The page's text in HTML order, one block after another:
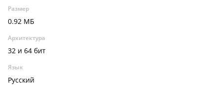
Размер
0.92 МБ
Архитектура
32 и 64 бит
Язык
Русский